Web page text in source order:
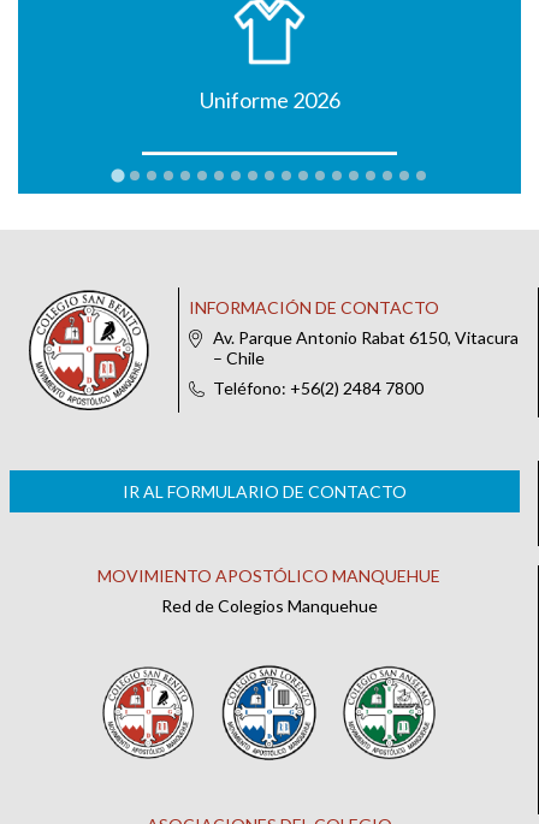
Uniforme 2026
INFORMACIÓN DE CONTACTO
Av. Parque Antonio Rabat 6150, Vitacura
– Chile
Teléfono: +56(2) 2484 7800
IR AL FORMULARIO DE CONTACTO
MOVIMIENTO APOSTÓLICO MANQUEHUE
Red de Colegios Manquehue